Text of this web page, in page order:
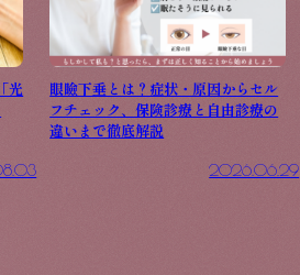
光
眼瞼下垂とは？症状・原因からセル
フチェック、保険診療と自由診療の
違いまで徹底解説
2026.06.29